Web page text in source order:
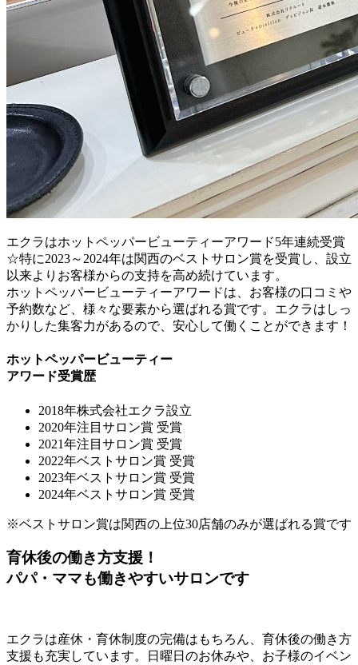
エクラはホットペッパービューティーアワード5年連続受賞
☆特に2023～2024年は関西のベストサロン賞を受賞し、設立
以来よりお客様からの支持を高め続けています。
ホットペッパービューティーアワードは、お客様の口コミや
予約数など、様々な要素から選ばれる賞です。エクラはしっ
かりした集客力があるので、安心して働くことができます！
ホットペッパービューティー
アワード受賞歴
2018年株式会社エクラ設立
2020年注目サロン賞 受賞
2021年注目サロン賞 受賞
2022年ベストサロン賞 受賞
2023年ベストサロン賞 受賞
2024年ベストサロン賞 受賞
※ベストサロン賞は関西の上位30店舗のみが選ばれる賞です
育休後の働き方支援！
パパ・ママも働きやすいサロンです
エクラは産休・育休制度の完備はもちろん、育休後の働き方
支援も充実しています。日曜日のお休みや、お子様のイベン